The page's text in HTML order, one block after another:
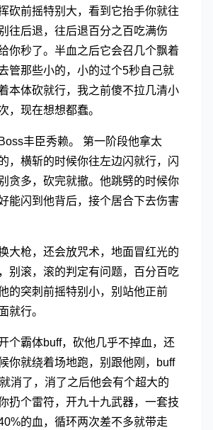
砍前摇特别大，看到它抬手你就往
往后退，往后退百分之百吃满伤
你秒了。半血之后它会召几个飘着
管那些小的，小的过个5秒自己就
本体砍就行，我之前傻不拉几清小
，现在想想都蠢。
丰臣秀赖。 第一阶段他拿太
，横斩的时候你往左边闪就行，闪
贪多，砍完就撤。他跳劈的时候你
能闪到他背后，接个居合下去伤害
大枪，还会放咒术，地面冒红光的
别滚，滚的判定有问题，百分百吃
的突刺前摇特别小，别站他正前
就行。
个霸体buff，砍他几乎不掉血，还
你就绕着场地跑，别跟他刚，buff
消了，消了之后他会有个超大的
扔个雷符，开九十九武器，一套技
的血，循环两次差不多就带走